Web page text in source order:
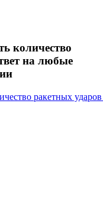
количество
на любые